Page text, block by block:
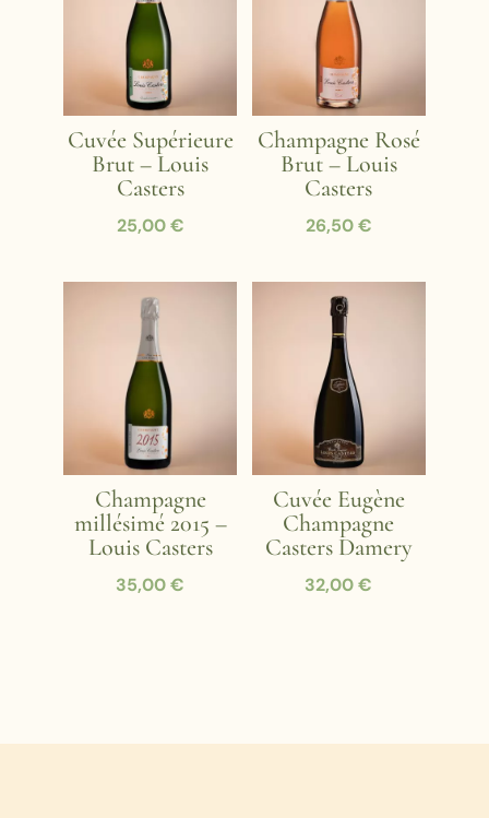
Cuvée Supérieure
Brut – Louis
Casters
25,00€
Champagne Rosé
Brut – Louis
Casters
26,50€
Champagne
millésimé 2015 –
Louis Casters
35,00€
Cuvée Eugène
Champagne
Casters Damery
32,00€